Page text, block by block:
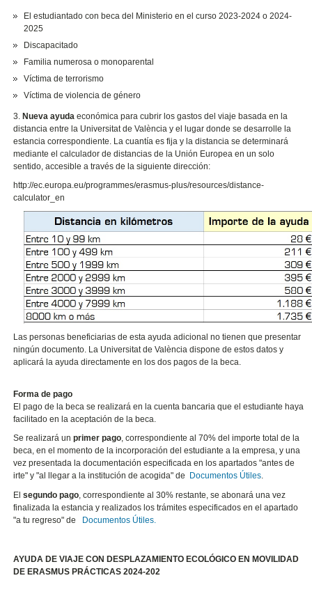
El estudiantado con beca del Ministerio en el curso 2023-2024 o 2024-
2025
Discapacitado
Familia numerosa o monoparental
Víctima de terrorismo
Víctima de violencia de género
3.Nueva ayuda económica para cubrir los gastos del viaje basada en la
distancia entre la Universitat de València y el lugar donde se desarrolle la
estancia correspondiente. La cuantía es fija y la distancia se determinará
mediante el calculador de distancias de la Unión Europea en un solo
sentido, accesible a través de la siguiente dirección:
http://ec.europa.eu/programmes/erasmus-plus/resources/distance-
calculator_en
Las personas beneficiarias de esta ayuda adicional no tienen que presentar
ningún documento. La Universitat de València dispone de estos datos y
aplicará la ayuda directamente en los dos pagos de la beca.
Forma de pago
El pago de la beca se realizará en la cuenta bancaria que el estudiante haya
facilitado en la aceptación de la beca.
Se realizará unprimer pago, correspondiente al 70% del importe total de la
beca, en el momento de la incorporación del estudiante a la empresa, y una
vez presentada la documentación especificada en los apartados "antes de
irte" y "al llegar a la institución de acogida" de
Documentos Útiles.
El segundo pago, correspondiente al 30% restante, se abonará una vez
finalizada la estancia y realizados los trámites especificados en el apartado
"a tu regreso" de
Documentos Útiles.
AYUDA DE VIAJE CON DESPLAZAMIENTO ECOLÓGICO EN MOVILIDAD
DE ERASMUS PRÁCTICAS 2024-202